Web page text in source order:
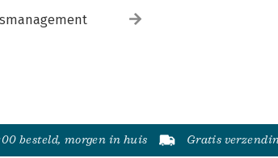
besteld, morgen in huis Gratis